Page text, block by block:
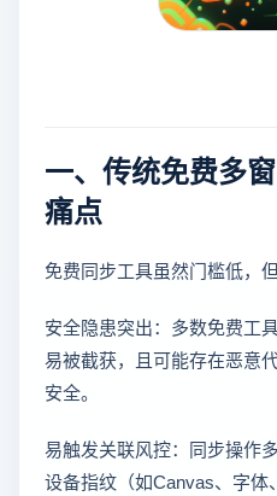
一、传统免费多
痛点
免费同步工具虽然门槛低，
安全隐患突出：多数免费工
易被截获，且可能存在恶意
安全。
易触发关联风控：同步操作
设备指纹（如Canvas、字体